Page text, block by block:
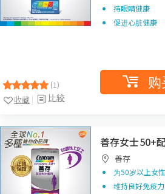
(1)
比较
收藏
持眼睛健康
促进心脏健康
善存女士50+
善存
为50岁以上女
维持良好免疫